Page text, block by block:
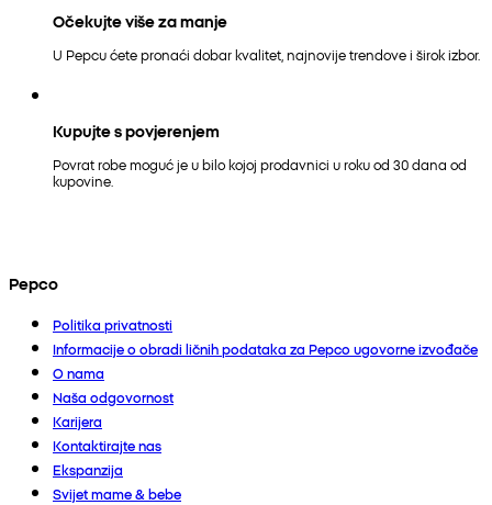
Očekujte više za manje
U Pepcu ćete pronaći dobar kvalitet, najnovije trendove i širok izbor.
Kupujte s povjerenjem
Povrat robe moguć je u bilo kojoj prodavnici u roku od 30 dana od
kupovine.
Pepco
Politika privatnosti
Informacije o obradi ličnih podataka za Pepco ugovorne izvođače
O nama
Naša odgovornost
Karijera
Kontaktirajte nas
Ekspanzija
Svijet mame & bebe